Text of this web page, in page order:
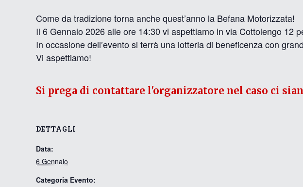
Come da tradizione torna anche quest’anno la Befana Motorizzata!
Il 6 Gennaio 2026 alle ore 14:30 vi aspettiamo in via Cottolengo 12
In occasione dell’evento si terrà una lotteria di beneficenza con
Vi aspettiamo!
DETTAGLI
Data:
6 Gennaio
Categoria Evento:
Si prega di contattare l'organizzatore nel caso ci